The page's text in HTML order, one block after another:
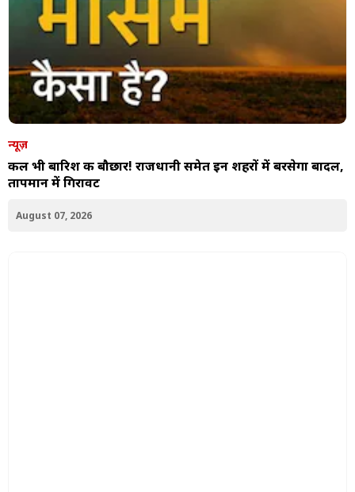
न्यूज़
कल भी बारिश की बौछार! राजधानी समेत इन शहरों में बरसेगा बादल,
तापमान में गिरावट
August 07, 2026